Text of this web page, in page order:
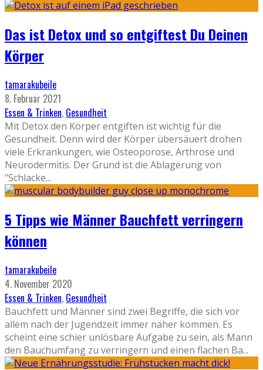
Das ist Detox und so entgiftest Du Deinen
Körper
tamarakubeile
8. Februar 2021
Essen & Trinken, Gesundheit
Mit Detox den Körper entgiften ist wichtig für die
Gesundheit. Denn wird der Körper übersäuert drohen
viele Erkrankungen, wie Osteoporose, Arthrose und
Neurodermitis. Der Grund ist die Ablagerung von
"Schlacke...
5 Tipps wie Männer Bauchfett verringern
können
tamarakubeile
4. November 2020
Essen & Trinken, Gesundheit
Bauchfett und Männer sind zwei Begriffe, die sich vor
allem nach der Jugendzeit immer näher kommen. Es
scheint eine schier unlösbare Aufgabe zu sein, als Mann
den Bauchumfang zu verringern und einen flachen Ba...